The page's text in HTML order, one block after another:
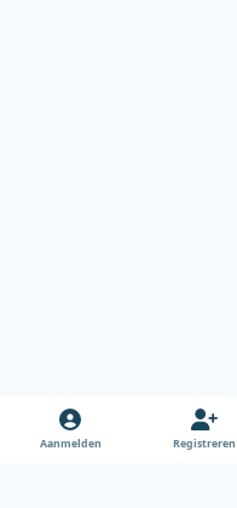
Aanmelden Registreren